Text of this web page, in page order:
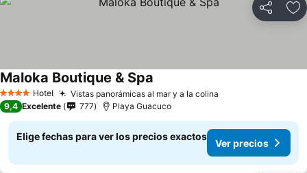
Compartir
4 EstrellasHotel Vistas panorámicas al mar y a la colina
Maloka Boutique & Spa
9,4 Excelente 777 Playa Guacuco
Elige fechas para ver los precios exactos
Ver precios